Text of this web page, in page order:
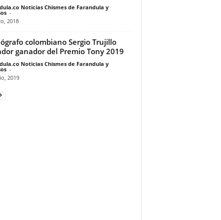
Noticias Chismes de Farandula y
-
2018
colombiano Sergio Trujillo
ganador del Premio Tony 2019
Noticias Chismes de Farandula y
-
2019